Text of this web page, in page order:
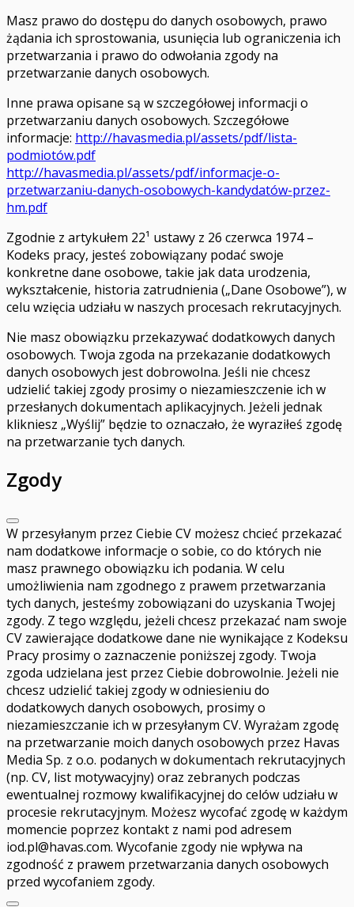
Masz prawo do dostępu do danych osobowych, prawo
żądania ich sprostowania, usunięcia lub ograniczenia ich
przetwarzania i prawo do odwołania zgody na
przetwarzanie danych osobowych.
Inne prawa opisane są w szczegółowej informacji o
przetwarzaniu danych osobowych. Szczegółowe
informacje: http://havasmedia.pl/assets/pdf/lista-
podmiotów.pdf
http://havasmedia.pl/assets/pdf/informacje-o-
przetwarzaniu-danych-osobowych-kandydatów-przez-
hm.pdf
Zgodnie z artykułem 22¹ ustawy z 26 czerwca 1974 –
Kodeks pracy, jesteś zobowiązany podać swoje
konkretne dane osobowe, takie jak data urodzenia,
wykształcenie, historia zatrudnienia („Dane Osobowe”), w
celu wzięcia udziału w naszych procesach rekrutacyjnych.
Nie masz obowiązku przekazywać dodatkowych danych
osobowych. Twoja zgoda na przekazanie dodatkowych
danych osobowych jest dobrowolna. Jeśli nie chcesz
udzielić takiej zgody prosimy o niezamieszczenie ich w
przesłanych dokumentach aplikacyjnych. Jeżeli jednak
klikniesz „Wyślij” będzie to oznaczało, że wyraziłeś zgodę
na przetwarzanie tych danych.
Zgody
W przesyłanym przez Ciebie CV możesz chcieć przekazać
nam dodatkowe informacje o sobie, co do których nie
masz prawnego obowiązku ich podania. W celu
umożliwienia nam zgodnego z prawem przetwarzania
tych danych, jesteśmy zobowiązani do uzyskania Twojej
zgody. Z tego względu, jeżeli chcesz przekazać nam swoje
CV zawierające dodatkowe dane nie wynikające z Kodeksu
Pracy prosimy o zaznaczenie poniższej zgody. Twoja
zgoda udzielana jest przez Ciebie dobrowolnie. Jeżeli nie
chcesz udzielić takiej zgody w odniesieniu do
dodatkowych danych osobowych, prosimy o
niezamieszczanie ich w przesyłanym CV. Wyrażam zgodę
na przetwarzanie moich danych osobowych przez Havas
Media Sp. z o.o. podanych w dokumentach rekrutacyjnych
(np. CV, list motywacyjny) oraz zebranych podczas
ewentualnej rozmowy kwalifikacyjnej do celów udziału w
procesie rekrutacyjnym. Możesz wycofać zgodę w każdym
momencie poprzez kontakt z nami pod adresem
iod.pl@havas.com. Wycofanie zgody nie wpływa na
zgodność z prawem przetwarzania danych osobowych
przed wycofaniem zgody.